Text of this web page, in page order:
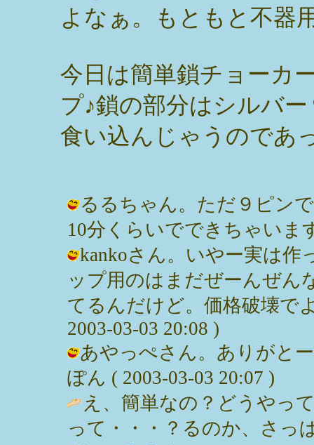
よなぁ。もともと不器
今日は簡単鎖チョーカ
プ♪鎖の部分はシルバ
食い込んじゃうのであ
るるちゃん。ただ９ピン
10分くらいでできちゃいま
kankoさん。いやー実は作
ップ用のはまだぜーんぜん
てるんだけど。価格破壊で
2003-03-03 20:08 )
あやっぺさん。ありがと
ぽん ( 2003-03-03 20:07 )
え、簡単なの？どうやっ
って・・・？るのか、さっ